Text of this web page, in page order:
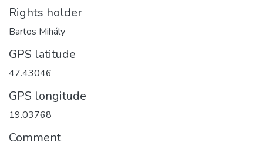
Rights holder
Bartos Mihály
GPS latitude
47.43046
GPS longitude
19.03768
Comment